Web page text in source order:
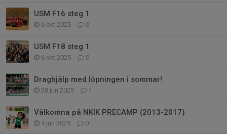
USM F16 steg 1
6 okt 2025 0
USM F18 steg 1
6 okt 2025 0
Draghjälp med löpningen i sommar!
28 jun 2025 1
Välkomna på NKIK PRECAMP (2013-2017)
4 jun 2025 0